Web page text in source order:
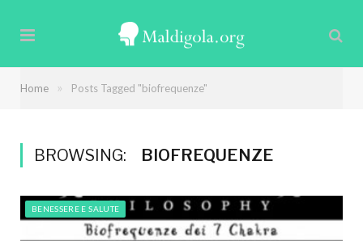
Home » Posts Tagged "biofrequenze"
BROWSING: BIOFREQUENZE
BENESSERE E SALUTE